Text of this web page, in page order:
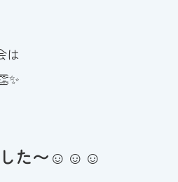
は
した〜☺️☺️☺️